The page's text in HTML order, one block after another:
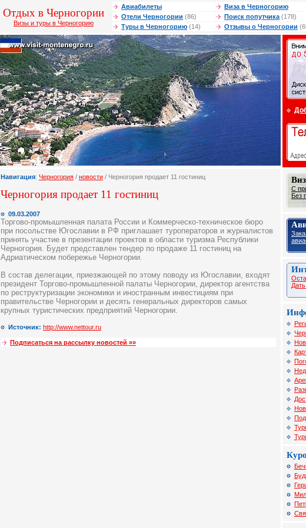
Отдых в Черногории
Визы и туры в Черногорию
Авиабилеты Виза в Черногорию
Отели Черногории (86) Поиск попутчика (178)
Туры в Черногорию (14) Отзывы о Черногории
Навигация: Черногория / новости / Черногория продает 11 гостиниц
Черногория продает 11 гостиниц
09.03.2007
Торгово-промышленная палата России и Коммерческо-техническое бюро
при посольстве Югославии в РФ приглашает туроператоров и журналистов
принять участие в презентации проектов в области туризма Республики
Черногория. Будет представлен тендер по продаже 11 гостиниц на
Адриатическом побережье Черногории.
В состав делегации, приезжающей по этому поводу из Югославии, входят
президент Торгово-промышленной палаты Черногории, директор агентства
по реструктуризации экономики и иностранным инвестициям при
правительстве Черногории и десять генеральных директоров самых
крупных туристических предприятий Черногории.
Источник: http://www.nettour.ru
Подписаться на рассылку новостей »»
С
Без